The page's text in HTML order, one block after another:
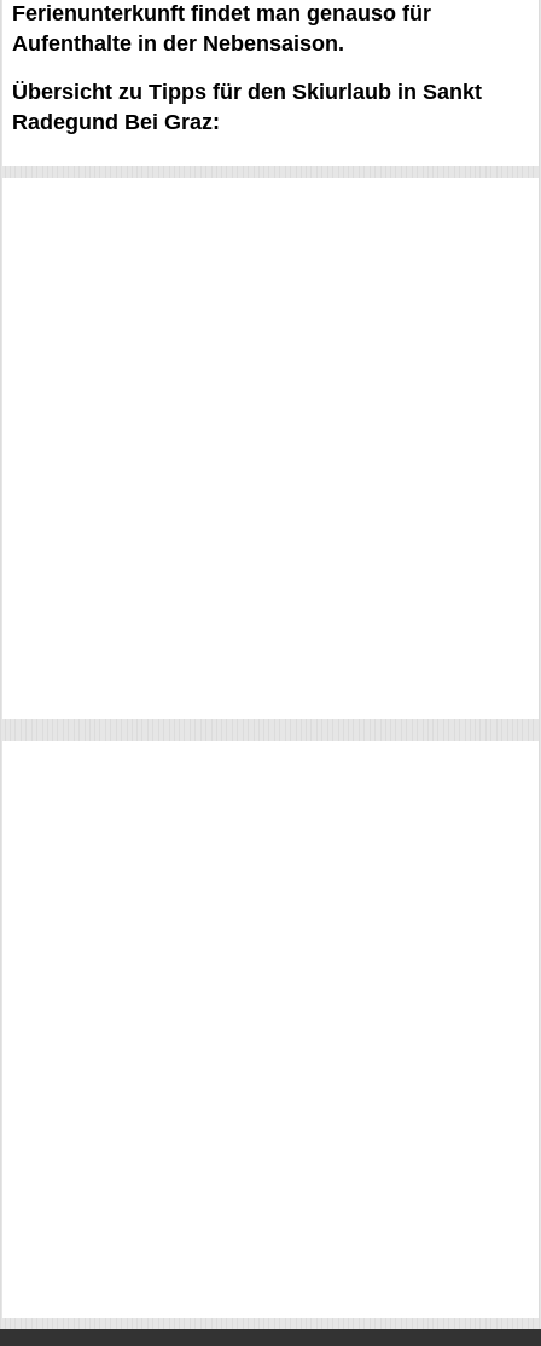
Ferienunterkunft findet man genauso für
Aufenthalte in der Nebensaison.
Übersicht zu Tipps für den Skiurlaub in Sankt
Radegund Bei Graz: